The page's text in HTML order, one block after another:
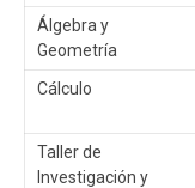
Álgebra y
Geometría
Cálculo
Taller de
Investigación y